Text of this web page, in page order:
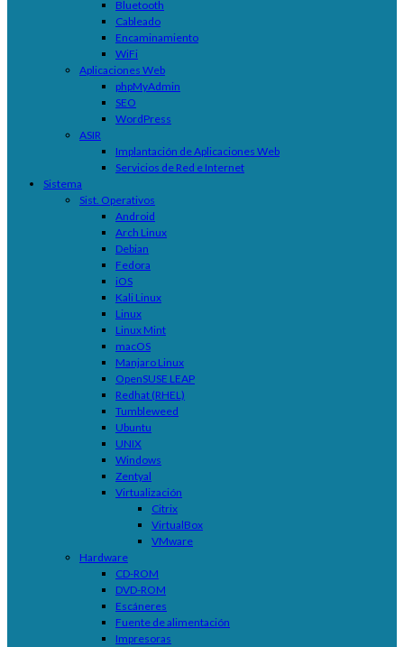
Bluetooth
Cableado
Encaminamiento
WiFi
Aplicaciones Web
phpMyAdmin
SEO
WordPress
ASIR
Implantación de Aplicaciones Web
Servicios de Red e Internet
Sistema
Sist. Operativos
Android
Arch Linux
Debian
Fedora
iOS
Kali Linux
Linux
Linux Mint
macOS
Manjaro Linux
OpenSUSE LEAP
Redhat (RHEL)
Tumbleweed
Ubuntu
UNIX
Windows
Zentyal
Virtualización
Citrix
VirtualBox
VMware
Hardware
CD-ROM
DVD-ROM
Escáneres
Fuente de alimentación
Impresoras